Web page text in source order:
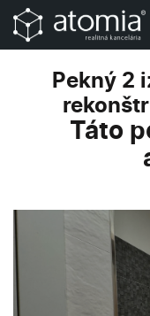
Pekný 2
Táto
Táto ponuka už nie